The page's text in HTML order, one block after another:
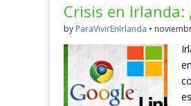
Crisis en Irlanda:
by ParaVivirEnIrlanda •